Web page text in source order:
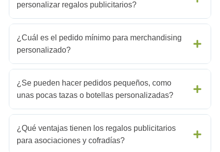
personalizar regalos publicitarios?
¿Cuál es el pedido mínimo para merchandising
personalizado?
¿Se pueden hacer pedidos pequeños, como
unas pocas tazas o botellas personalizadas?
¿Qué ventajas tienen los regalos publicitarios
para asociaciones y cofradías?